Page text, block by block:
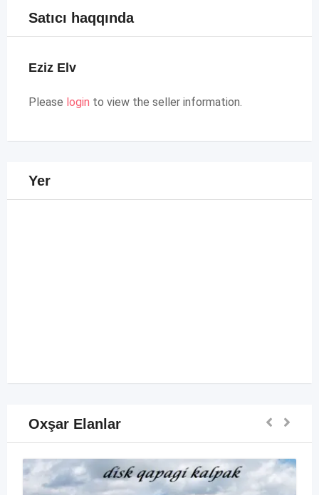
Satıcı haqqında
Eziz Elv
Please login to view the seller information.
Yer
Oxşar Elanlar